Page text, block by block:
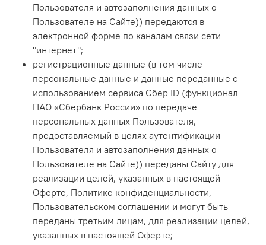
Пользователя и автозаполнения данных о
Пользователе на Сайте)) передаются в
электронной форме по каналам связи сети
"интернет";
регистрационные данные (в том числе
персональные данные и данные переданные с
использованием сервиса Сбер ID (функционал
ПАО «Сбербанк России» по передаче
персональных данных Пользователя,
предоставляемый в целях аутентификации
Пользователя и автозаполнения данных о
Пользователе на Сайте)) переданы Сайту для
реализации целей, указанных в настоящей
Оферте, Политике конфиденциальности,
Пользовательском соглашении и могут быть
переданы третьим лицам, для реализации целей,
указанных в настоящей Оферте;